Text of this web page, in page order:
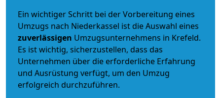
Ein wichtiger Schritt bei der Vorbereitung eines
Umzugs nach Niederkassel ist die Auswahl eines
zuverlässigen Umzugsunternehmens in Krefeld.
Es ist wichtig, sicherzustellen, dass das
Unternehmen über die erforderliche Erfahrung
und Ausrüstung verfügt, um den Umzug
erfolgreich durchzuführen.